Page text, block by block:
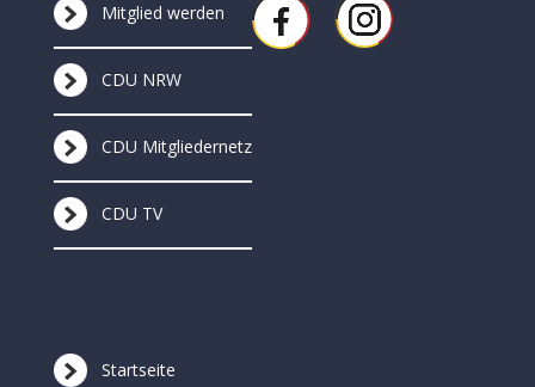
Mitglied werden
CDU NRW
CDU Mitgliedernetz
CDU TV
Startseite